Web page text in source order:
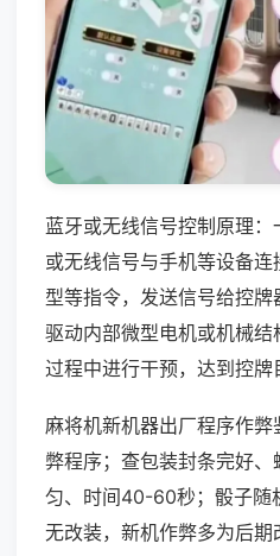
蓝牙或无线信号控制原理
或无线信号与手机等设备
型等指令，发送信号给控
驱动内部微型电机或机械
过程中进行干预，达到控牌
麻将机新机器出厂程序作
弊程序；查包装封条完好
匀、时间40-60秒；骰子随
无改装，新机作弊多为后期